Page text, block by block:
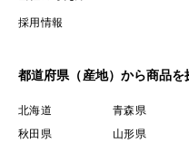
採用情報
都道府県（産地）から商品を
北海道 青森県
秋田県
山形県